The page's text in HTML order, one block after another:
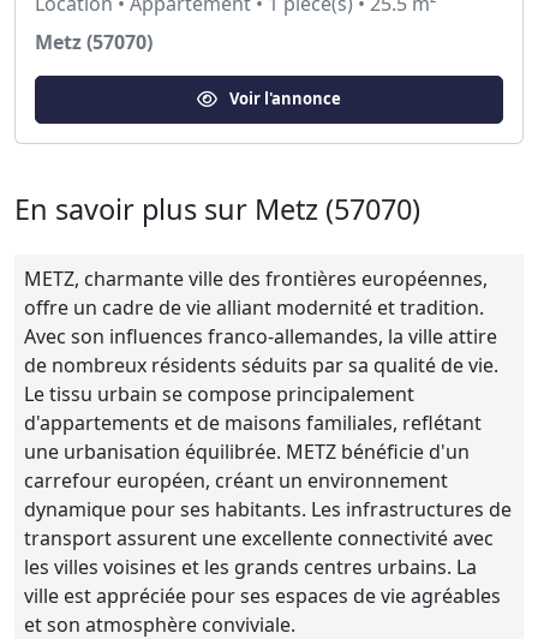
Metz (57070)
Voir l'annonce
En savoir plus sur Metz (57070)
METZ, charmante ville des frontières européennes,
offre un cadre de vie alliant modernité et tradition.
Avec son influences franco-allemandes, la ville attire
de nombreux résidents séduits par sa qualité de vie.
Le tissu urbain se compose principalement
d'appartements et de maisons familiales, reflétant
une urbanisation équilibrée. METZ bénéficie d'un
carrefour européen, créant un environnement
dynamique pour ses habitants. Les infrastructures de
transport assurent une excellente connectivité avec
les villes voisines et les grands centres urbains. La
ville est appréciée pour ses espaces de vie agréables
et son atmosphère conviviale.